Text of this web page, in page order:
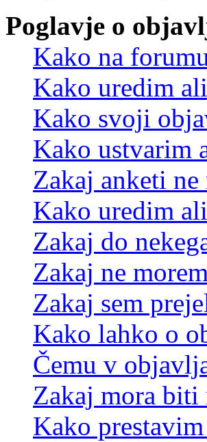
Poglavje o
Kako na
Kako uredim
Kako svoji
Kako ustvarim
Zakaj anketi
Kako uredim
Zakaj do
Zakaj ne
Zakaj sem
Kako lahko o
Čemu v
Zakaj mora biti
Kako